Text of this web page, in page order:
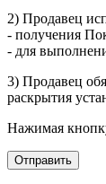
2) Продавец
- получения
- для
3) Продавец
раскрытия
Нажимая
Отправить